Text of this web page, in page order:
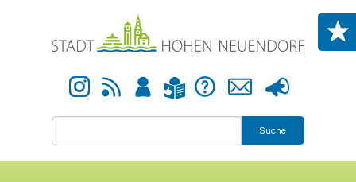
Instagram Newsfeed Anmelden Leichte Sprache Hilfe Kontakt Presse
Suche